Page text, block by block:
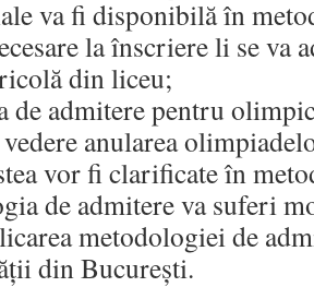
va fi disponibilă în
la înscriere li se va
din liceu;
de admitere pentru
anularea
vor fi clarificate în
de admitere va suferi
metodologiei de
din București.